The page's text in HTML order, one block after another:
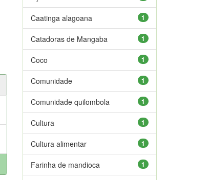
1
Caatinga alagoana
1
Catadoras de Mangaba
1
Coco
1
Comunidade
1
Comunidade quilombola
1
Cultura
1
Cultura alimentar
1
Farinha de mandioca